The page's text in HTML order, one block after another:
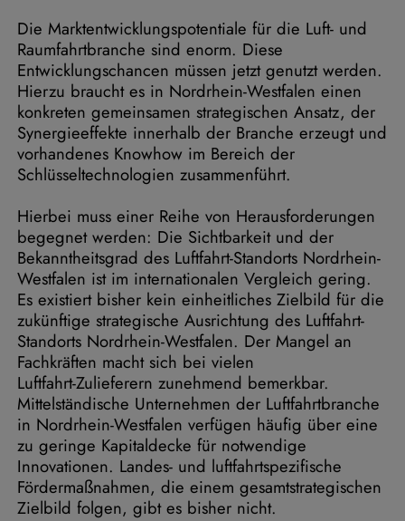
Die Marktentwicklungspotentiale für die Luft- und
Raumfahrtbranche sind enorm. Diese
Entwicklungschancen müssen jetzt genutzt werden.
Hierzu braucht es in Nordrhein-Westfalen einen
konkreten gemeinsamen strategischen Ansatz, der
Synergieeffekte innerhalb der Branche erzeugt und
vorhandenes Knowhow im Bereich der
Schlüsseltechnologien zusammenführt.
Hierbei muss einer Reihe von Herausforderungen
begegnet werden: Die Sichtbarkeit und der
Bekanntheitsgrad des Luftfahrt-Standorts Nordrhein-
Westfalen ist im internationalen Vergleich gering.
Es existiert bisher kein einheitliches Zielbild für die
zukünftige strategische Ausrichtung des Luftfahrt-
Standorts Nordrhein-Westfalen. Der Mangel an
Fachkräften macht sich bei vielen
Luftfahrt-Zulieferern zunehmend bemerkbar.
Mittelständische Unternehmen der Luftfahrtbranche
in Nordrhein-Westfalen verfügen häufig über eine
zu geringe Kapitaldecke für notwendige
Innovationen. Landes- und luftfahrtspezifische
Fördermaßnahmen, die einem gesamtstrategischen
Zielbild folgen, gibt es bisher nicht.